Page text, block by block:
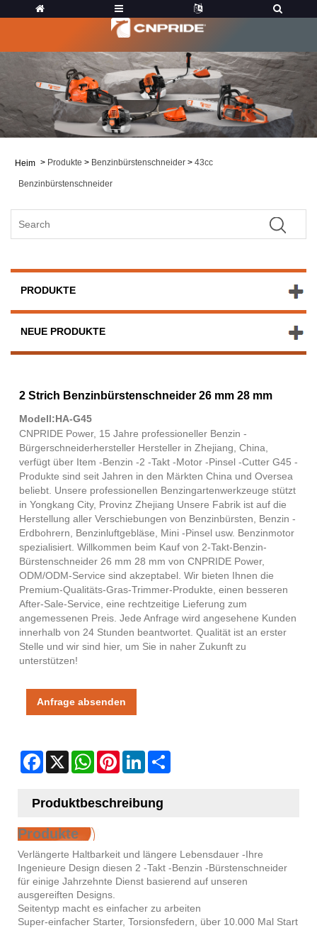
Heim > Produkte > Benzinbürstenschneider > 43cc
Benzinbürstenschneider
PRODUKTE
NEUE PRODUKTE
2 Strich Benzinbürstenschneider 26 mm 28 mm
Modell:HA-G45
CNPRIDE Power, 15 Jahre professioneller Benzin -
Bürgerschneiderhersteller Hersteller in Zhejiang, China,
verfügt über Item -Benzin -2 -Takt -Motor -Pinsel -Cutter G45 -
Produkte sind seit Jahren in den Märkten China und Oversea
beliebt. Unsere professionellen Benzingartenwerkzeuge stützt
in Yongkang City, Provinz Zhejiang Unsere Fabrik ist auf die
Herstellung aller Verschiebungen von Benzinbürsten, Benzin -
Erdbohrern, Benzinluftgebläse, Mini -Pinsel usw. Benzinmotor
spezialisiert. Willkommen beim Kauf von 2-Takt-Benzin-
Bürstenschneider 26 mm 28 mm von CNPRIDE Power,
ODM/ODM-Service sind akzeptabel. Wir bieten Ihnen die
Premium-Qualitäts-Gras-Trimmer-Produkte, einen besseren
After-Sale-Service, eine rechtzeitige Lieferung zum
angemessenen Preis. Jede Anfrage wird angesehene Kunden
innerhalb von 24 Stunden beantwortet. Qualität ist an erster
Stelle und wir sind hier, um Sie in naher Zukunft zu
unterstützen!
Anfrage absenden
Facebook
X WhatsAppPinterestLinkedIn
Produktbeschreibung
Produkte
Verlängerte Haltbarkeit und längere Lebensdauer -Ihre
Ingenieure Design diesen 2 -Takt -Benzin -Bürstenschneider
für einige Jahrzehnte Dienst basierend auf unseren
ausgereiften Designs.
Seitentyp macht es einfacher zu arbeiten
Super-einfacher Starter, Torsionsfedern, über 10.000 Mal Start